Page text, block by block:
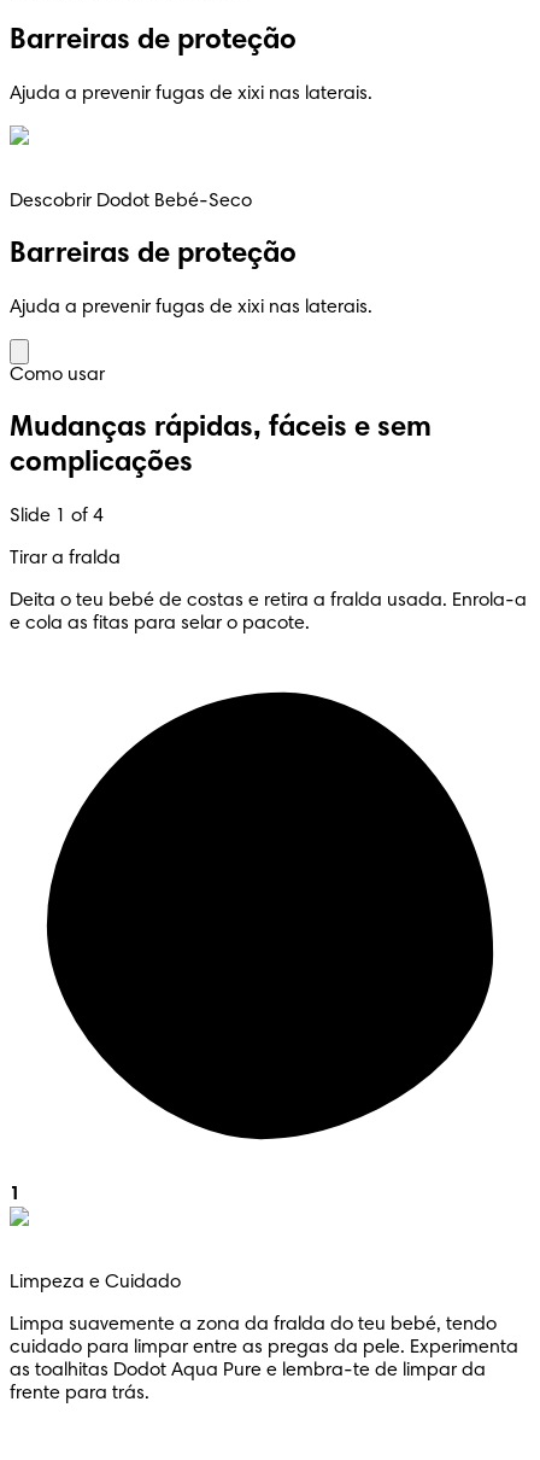
Barreiras de proteção
Ajuda a prevenir fugas de xixi nas laterais.
Descobrir Dodot Bebé-Seco
Barreiras de proteção
Ajuda a prevenir fugas de xixi nas laterais.
Como usar
Mudanças rápidas, fáceis e sem
complicações
Slide 1 of 4
Tirar a fralda
Deita o teu bebé de costas e retira a fralda usada. Enrola-a
e cola as fitas para selar o pacote.
1
Limpeza e Cuidado
Limpa suavemente a zona da fralda do teu bebé, tendo
cuidado para limpar entre as pregas da pele. Experimenta
as toalhitas Dodot Aqua Pure e lembra-te de limpar da
frente para trás.